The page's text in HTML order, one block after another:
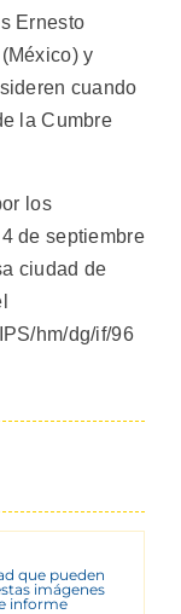
Ernesto
y
cuando
la Cumbre
los
de septiembre
ciudad de
hm/dg/if/96
que pueden
imágenes
informe